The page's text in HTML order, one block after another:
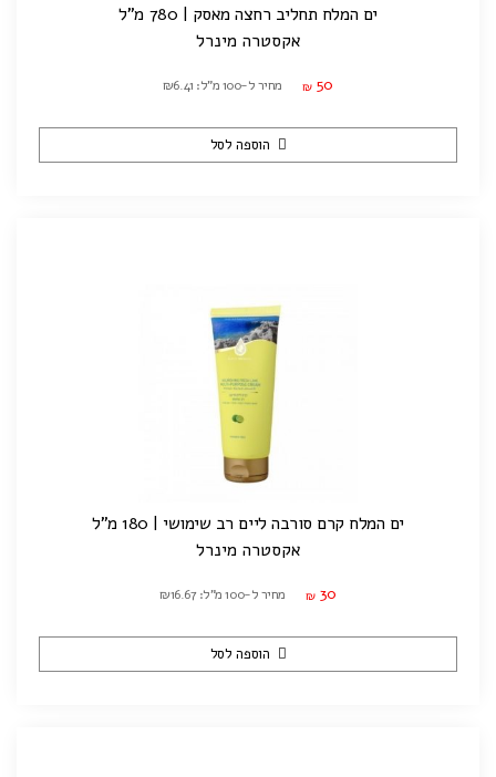
ים המלח תחליב רחצה מאסק | 780 מ"ל
אקסטרה מינרל
₪ 50 מחיר ל-100 מ"ל: ₪6.41
הוספה לסל
ים המלח קרם סורבה ליים רב שימושי | 180 מ"ל
אקסטרה מינרל
₪ 30 מחיר ל-100 מ"ל: ₪16.67
הוספה לסל